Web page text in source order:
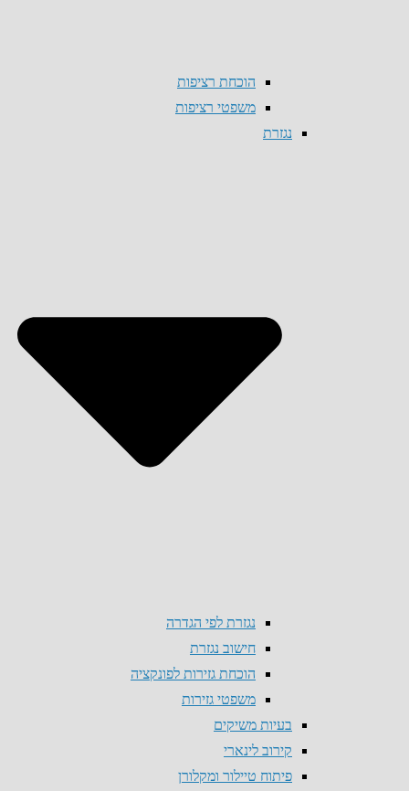
הוכחת רציפות
משפטי רציפות
נגזרת
נגזרת לפי הגדרה
חישוב נגזרת
הוכחת גזירות לפונקציה
משפטי גזירות
בעיות משיקים
קירוב לינארי
פיתוח טיילור ומקלורן